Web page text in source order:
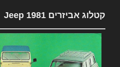
קטלוג אביזרים 1981 Jeep